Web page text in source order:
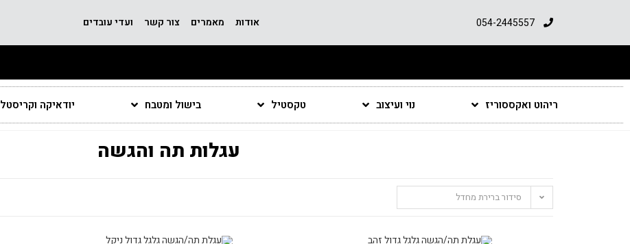
054-2445557 אודות מאמרים צור קשר ועדי עובדים
ריהוט ואקססוריז נוי ועיצוב טקסטיל בישול ומטבח יודאיקה וקריסטל
עגלות תה והגשה
סידור ברירת מחדל